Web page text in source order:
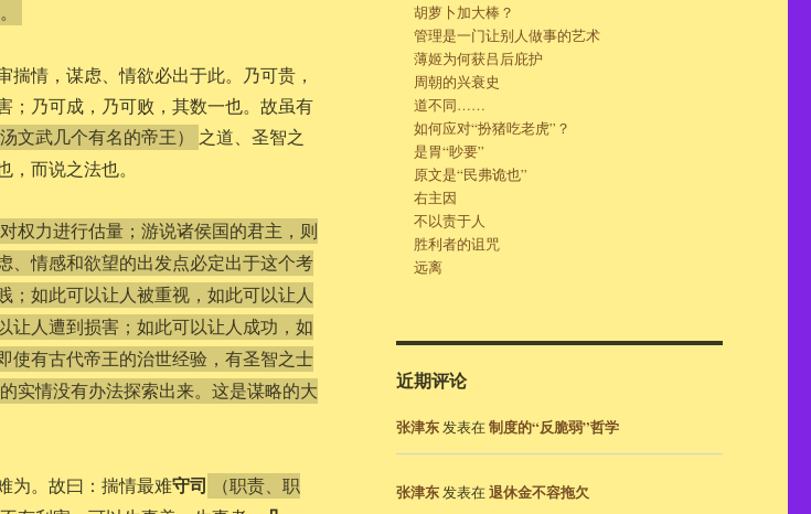
情，谋虑、情欲必出于此。乃可贵，
；乃可成，乃可败，其数一也。故虽有
文武几个有名的帝王）
之道、圣智之
而说之法也。
权力进行估量；游说诸侯国的君主，则
、情感和欲望的出发点必定出于这个考
；如此可以让人被重视，如此可以让人
让人遭到损害；如此可以让人成功，如
使有古代帝王的治世经验，有圣智之士
实情没有办法探索出来。这是谋略的大
为。故曰：揣情最难守司
（职责、职
胡萝卜加大棒？
管理是一门让别人做事的艺术
薄姬为何获吕后庇护
周朝的兴衰史
道不同……
如何应对“扮猪吃老虎”？
是胃“眇要”
原文是“民弗诡也”
右主因
不以责于人
胜利者的诅咒
远离
近期评论
张津东发表在制度的“反脆弱”哲学
张津东发表在退休金不容拖欠